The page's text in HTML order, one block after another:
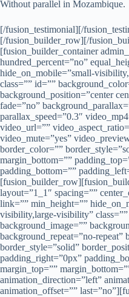
Without parallel in Mozambique.
[/fusion_testimonial][/
[/fusion_builder_row][/
[fusion_builder_container
hundred_percent=”no”
hide_on_mobile=”small-
class=”” id=””
background_position=”center
fade=”no”
parallax_speed=”0.3″
video_url=””
video_mute=”yes”
border_color=””
margin_bottom=””
padding_bottom=””
layout=”1_1″ spacing=””
link=”” min_height=””
visibility,large-visibility”
background_image=””
background_repeat=”no-repeat”
border_style=”solid”
padding_right=”0px”
margin_top=””
animation_direction=”left”
animation_offset=””